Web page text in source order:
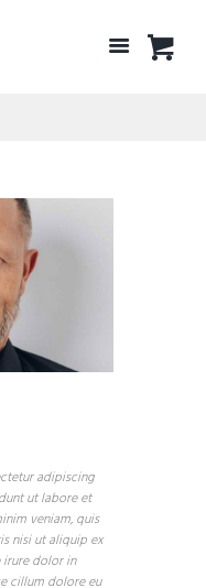
adipiscing
ut labore et
veniam, quis
nisi ut aliquip ex
irure dolor in
cillum dolore eu